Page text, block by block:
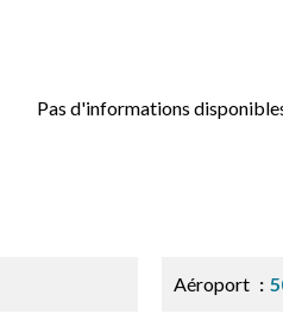
Pas d'informations
Aéroport